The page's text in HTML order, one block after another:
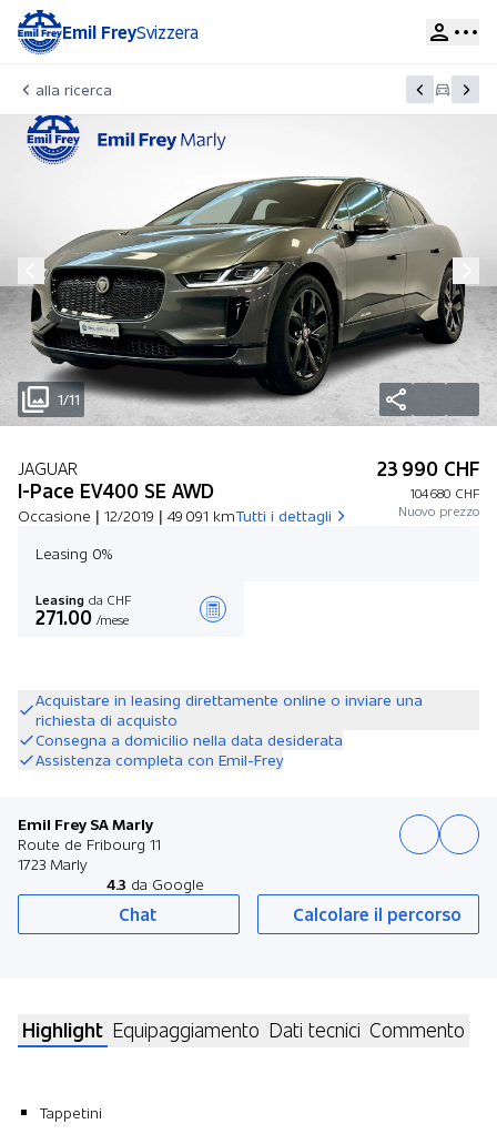
Emil FreySvizzera
alla ricerca
1/11
JAGUAR
I-Pace EV400 SE AWD
Occasione | 12/2019 | 49 091 kmTutti i dettagli
23 990 CHF
104 680 CHF
Nuovo prezzo
Leasing 0%
Leasing da CHF
271.00 /mese
Acquistare in leasing direttamente online o inviare una
richiesta di acquisto
Consegna a domicilio nella data desiderata
Assistenza completa con Emil-Frey
Emil Frey SA Marly
Route de Fribourg 11
1723 Marly
4.3 da Google
Chat Calcolare il percorso
Highlight Equipaggiamento Dati tecnici Commento
Tappetini